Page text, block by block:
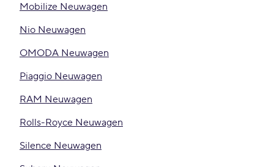
Mobilize Neuwagen
Nio Neuwagen
OMODA Neuwagen
Piaggio Neuwagen
RAM Neuwagen
Rolls-Royce Neuwagen
Silence Neuwagen